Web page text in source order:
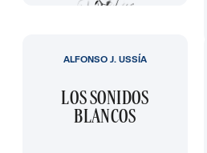
LOS SONIDOS
BLANCOS
ALFONSO J. USSÍA